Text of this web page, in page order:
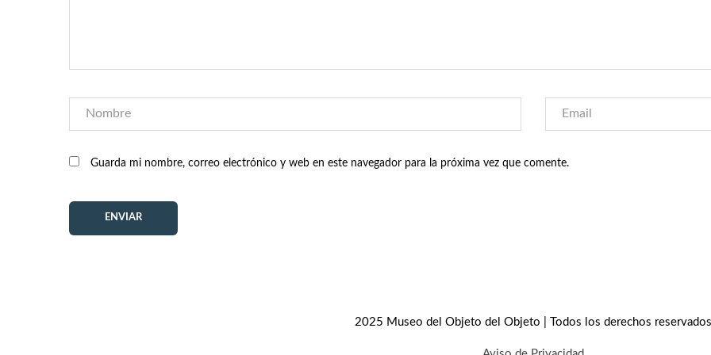
Guarda mi nombre, correo electrónico y web en este navegador para la próxima vez que comente.
2025 Museo del Objeto del Objeto | Todos los derechos reservados